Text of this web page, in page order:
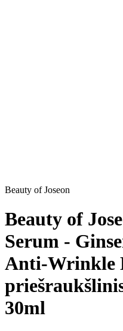
Beauty of Joseon
Beauty of
Serum -
Anti-Wrinkle
30ml